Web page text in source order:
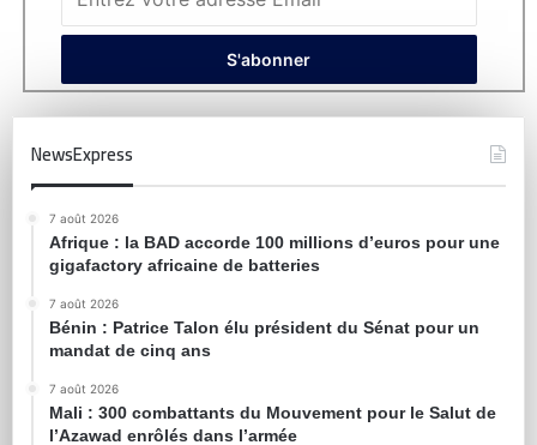
NewsExpress
7 août 2026
Afrique : la BAD accorde 100 millions d’euros pour une
gigafactory africaine de batteries
7 août 2026
Bénin : Patrice Talon élu président du Sénat pour un
mandat de cinq ans
7 août 2026
Mali : 300 combattants du Mouvement pour le Salut de
l’Azawad enrôlés dans l’armée